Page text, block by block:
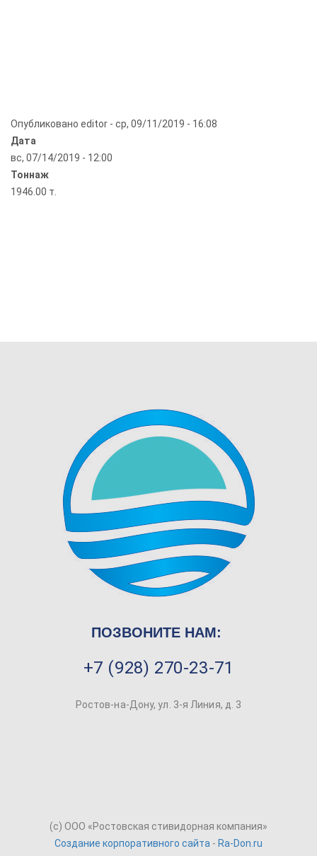
Опубликовано editor - ср, 09/11/2019 - 16:08
Дата
вс, 07/14/2019 - 12:00
Тоннаж
1946.00 т.
ПОЗВОНИТЕ НАМ:
+7 (928) 270-23-71
Ростов-на-Дону, ул. 3-я Линия, д. 3
(c) ООО «Ростовская стивидорная компания»
Создание корпоративного сайта - Ra-Don.ru